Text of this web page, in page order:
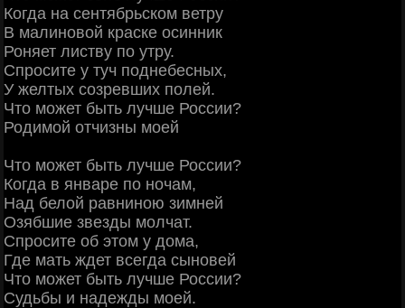
Когда на сентябрьском ветру
В малиновой краске осинник
Роняет листву по утру.
Спросите у туч поднебесных,
У желтых созревших полей.
Что может быть лучше России?
Родимой отчизны моей
Что может быть лучше России?
Когда в январе по ночам,
Над белой равниною зимней
Озябшие звезды молчат.
Спросите об этом у дома,
Где мать ждет всегда сыновей
Что может быть лучше России?
Судьбы и надежды моей.